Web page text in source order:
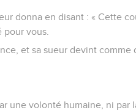
donna en disant : « Cette
vous.
et sa sueur devint comme
une volonté humaine, ni par